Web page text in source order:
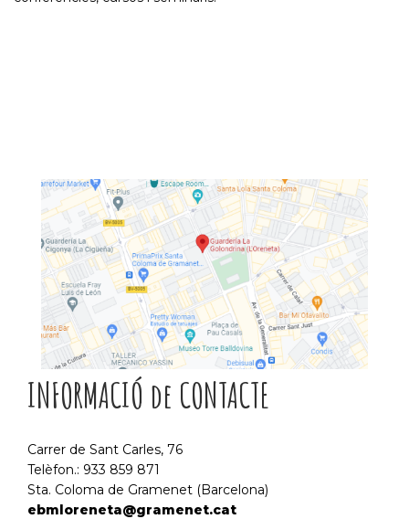
INFORMACIÓ de CONTACTE
Carrer de Sant Carles, 76
Telèfon.: 933 859 871
Sta. Coloma de Gramenet (Barcelona)
ebmloreneta@gramenet.cat